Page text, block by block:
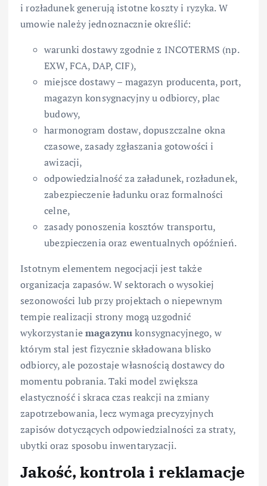
i rozładunek generują istotne koszty i ryzyka. W
umowie należy jednoznacznie określić:
warunki dostawy zgodnie z INCOTERMS (np.
EXW, FCA, DAP, CIF),
miejsce dostawy – magazyn producenta, port,
magazyn konsygnacyjny u odbiorcy, plac
budowy,
harmonogram dostaw, dopuszczalne okna
czasowe, zasady zgłaszania gotowości i
awizacji,
odpowiedzialność za załadunek, rozładunek,
zabezpieczenie ładunku oraz formalności
celne,
zasady ponoszenia kosztów transportu,
ubezpieczenia oraz ewentualnych opóźnień.
Istotnym elementem negocjacji jest także
organizacja zapasów. W sektorach o wysokiej
sezonowości lub przy projektach o niepewnym
tempie realizacji strony mogą uzgodnić
wykorzystaniemagazynukonsygnacyjnego, w
którym stal jest fizycznie składowana blisko
odbiorcy, ale pozostaje własnością dostawcy do
momentu pobrania. Taki model zwiększa
elastyczność i skraca czas reakcji na zmiany
zapotrzebowania, lecz wymaga precyzyjnych
zapisów dotyczących odpowiedzialności za straty,
ubytki oraz sposobu inwentaryzacji.
Jakość, kontrola i reklamacje